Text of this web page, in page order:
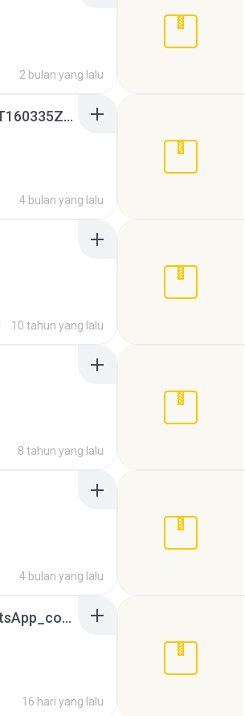
2 bulan yang lalu
whatsapp backups -20260410T160335Z-3-001.zip
4 bulan yang lalu
10 tahun yang lalu
8 tahun yang lalu
4 bulan yang lalu
65536533_Conversa_do_WhatsApp_com_Meu_Esposo.zip
16 hari yang lalu